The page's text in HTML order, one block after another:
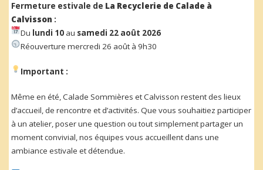
Fermeture estivale de La Recyclerie de Calade à
Calvisson :
Du lundi 10au samedi 22 août 2026
Réouverture mercredi 26 août à 9h30
Important :
Même en été, Calade Sommières et Calvisson restent des lieux
d’accueil, de rencontre et d’activités. Que vous souhaitiez participer
à un atelier, poser une question ou tout simplement partager un
moment convivial, nos équipes vous accueillent dans une
ambiance estivale et détendue.